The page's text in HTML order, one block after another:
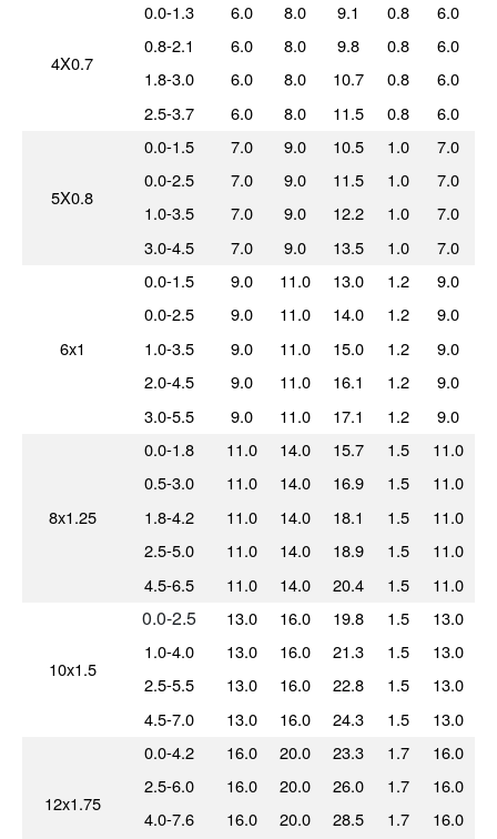
4X0.7
0.0-1.3 6.0 8.0 9.1 0.8
6.0
0.8-2.1
6.0 8.0 9.8 0.8
6.0
1.8-3.0
6.0 8.0 10.7 0.8
6.0
2.5-3.7
6.0 8.0 11.5 0.8 6.0
5X0.8
0.0-1.5 7.0 9.0 10.5 1.0
7.0
0.0-2.5
7.0 9.0 11.5 1.0
7.0
1.0-3.5
7.0 9.0 12.2 1.0
7.0
3.0-4.5
7.0 9.0 13.5 1.0 7.0
6x1
0.0-1.5 9.0 11.0 13.0 1.2
9.0
0.0-2.5
9.0 11.0 14.0 1.2
9.0
1.0-3.5
9.0 11.0 15.0 1.2
9.0
2.0-4.5
9.0 11.0 16.1 1.2
9.0
3.0-5.5
9.0 11.0 17.1 1.2 9.0
8x1.25
0.0-1.8 11.0 14.0 15.7 1.5
11.0
0.5-3.0
11.0 14.0 16.9 1.5
11.0
1.8-4.2
11.0 14.0 18.1 1.5
11.0
2.5-5.0
11.0 14.0 18.9 1.5
11.0
4.5-6.5
11.0 14.0 20.4 1.5 11.0
10x1.5
0.0-2.5 13.0 16.0 19.8 1.5
13.0
1.0-4.0
13.0 16.0 21.3 1.5
13.0
2.5-5.5
13.0 16.0 22.8 1.5
13.0
4.5-7.0
13.0 16.0 24.3 1.5 13.0
12x1.75
0.0-4.2 16.0 20.0 23.3 1.7
16.0
2.5-6.0
16.0 20.0 26.0 1.7
16.0
4.0-7.6
16.0 20.0 28.5 1.7
16.0